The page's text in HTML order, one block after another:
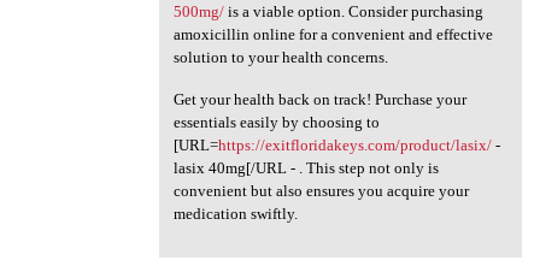
500mg/is a viable option. Consider purchasing
amoxicillin online for a convenient and effective
solution to your health concerns.
Get your health back on track! Purchase your
essentials easily by choosing to
[URL=https://exitfloridakeys.com/product/lasix/-
lasix 40mg[/URL - . This step not only is
convenient but also ensures you acquire your
medication swiftly.